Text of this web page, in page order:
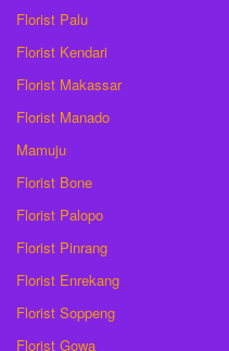
Florist Palu
Florist Kendari
Florist Makassar
Florist Manado
Mamuju
Florist Bone
Florist Palopo
Florist Pinrang
Florist Enrekang
Florist Soppeng
Florist Gowa